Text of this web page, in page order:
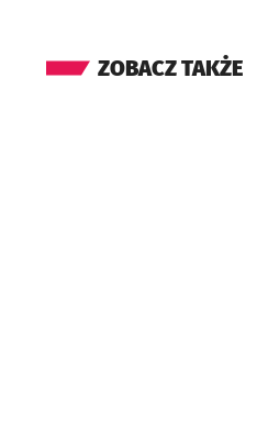
ZOBACZ TAKŻE